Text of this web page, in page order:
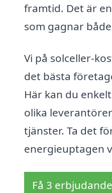
framtid. Det är
som gagnar
Vi på solceller-
det bästa
Här kan du
olika
tjänster. Ta det
energieuptagen
Få 3